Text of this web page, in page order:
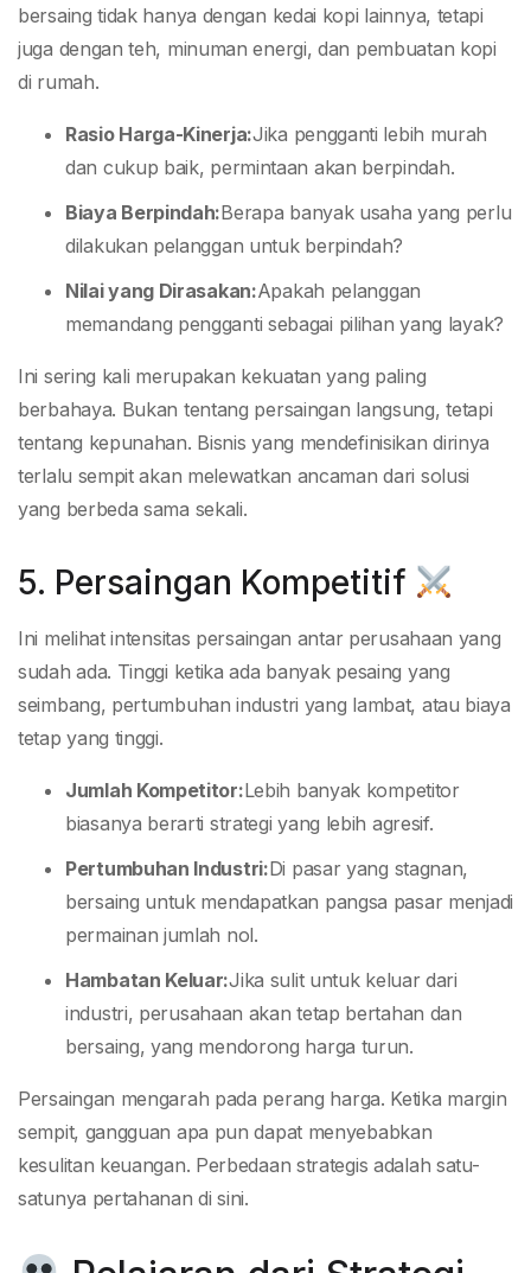
bersaing tidak hanya dengan kedai kopi lainnya, tetapi
juga dengan teh, minuman energi, dan pembuatan kopi
di rumah.
Rasio Harga-Kinerja:Jika pengganti lebih murah
dan cukup baik, permintaan akan berpindah.
Biaya Berpindah:Berapa banyak usaha yang perlu
dilakukan pelanggan untuk berpindah?
Nilai yang Dirasakan:Apakah pelanggan
memandang pengganti sebagai pilihan yang layak?
Ini sering kali merupakan kekuatan yang paling
berbahaya. Bukan tentang persaingan langsung, tetapi
tentang kepunahan. Bisnis yang mendefinisikan dirinya
terlalu sempit akan melewatkan ancaman dari solusi
yang berbeda sama sekali.
5. Persaingan Kompetitif
Ini melihat intensitas persaingan antar perusahaan yang
sudah ada. Tinggi ketika ada banyak pesaing yang
seimbang, pertumbuhan industri yang lambat, atau biaya
tetap yang tinggi.
Jumlah Kompetitor:Lebih banyak kompetitor
biasanya berarti strategi yang lebih agresif.
Pertumbuhan Industri:Di pasar yang stagnan,
bersaing untuk mendapatkan pangsa pasar menjadi
permainan jumlah nol.
Hambatan Keluar:Jika sulit untuk keluar dari
industri, perusahaan akan tetap bertahan dan
bersaing, yang mendorong harga turun.
Persaingan mengarah pada perang harga. Ketika margin
sempit, gangguan apa pun dapat menyebabkan
kesulitan keuangan. Perbedaan strategis adalah satu-
satunya pertahanan di sini.